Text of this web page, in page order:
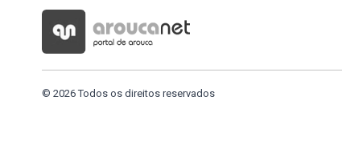
© 2026 Todos os direitos reservados